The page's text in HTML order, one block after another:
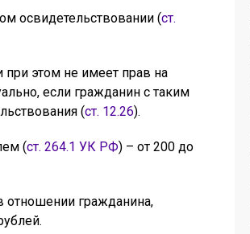
освидетельствовании (ст.
при этом не имеет прав на
если гражданин с таким
(ст. 12.26).
(ст. 264.1 УК РФ) – от 200 до
отношении гражданина,